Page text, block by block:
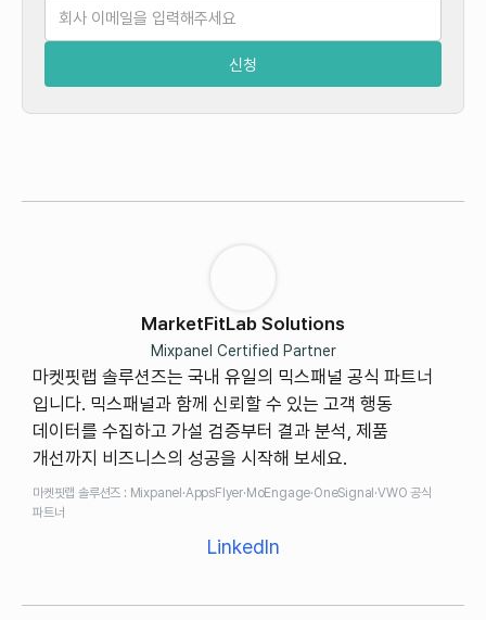
MarketFitLab Solutions
Mixpanel Certified Partner
마켓핏랩 솔루션즈는 국내 유일의 믹스패널 공식 파트너
입니다. 믹스패널과 함께 신뢰할 수 있는 고객 행동
데이터를 수집하고 가설 검증부터 결과 분석, 제품
개선까지 비즈니스의 성공을 시작해 보세요.
마켓핏랩 솔루션즈 : Mixpanel·AppsFlyer·MoEngage·OneSignal·VWO 공식
파트너
LinkedIn